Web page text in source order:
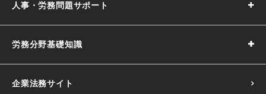
人事・労務問題サポート
労務分野基礎知識
企業法務サイト